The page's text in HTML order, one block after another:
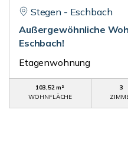
Stegen - Eschbach
Außergewöhnliche
Eschbach!
Etagenwohnung
103,52 m²
WOHNFLÄCHE
3